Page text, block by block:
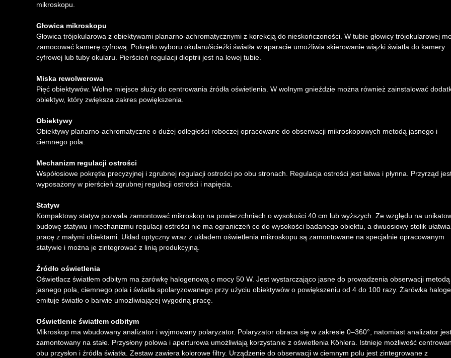
mikroskopu.
Głowica mikroskopu
Głowica trójokularowa z obiektywami planarno-achromatycznymi z korekcją do nieskończoności. W tubie głowicy trójokularowej
zamocować kamerę cyfrową. Pokrętło wyboru okularu/ścieżki światła w aparacie umożliwia skierowanie wiązki światła do kamery
cyfrowej lub tuby okularu. Pierścień regulacji dioptrii jest na lewej tubie.
Miska rewolwerowa
Pięć obiektywów. Wolne miejsce służy do centrowania źródła oświetlenia. W wolnym gnieździe można również zainstalować
obiektyw, który zwiększa zakres powiększenia.
Obiektywy
Obiektywy planarno-achromatyczne o dużej odległości roboczej opracowane do obserwacji mikroskopowych metodą jasnego i
ciemnego pola.
Mechanizm regulacji ostrości
Współosiowe pokrętła precyzyjnej i zgrubnej regulacji ostrości po obu stronach. Regulacja ostrości jest łatwa i płynna. Przyrząd
wyposażony w pierścień zgrubnej regulacji ostrości i napięcia.
Statyw
Kompaktowy statyw pozwala zamontować mikroskop na powierzchniach o wysokości 40 cm lub wyższych. Ze względu na
budowę statywu i mechanizmu regulacji ostrości nie ma ograniczeń co do wysokości badanego obiektu, a dwuosiowy stolik ułatwia
pracę z małymi obiektami. Układ optyczny wraz z układem oświetlenia mikroskopu są zamontowane na specjalnie opracowanym
statywie i można je zintegrować z linią produkcyjną.
Źródło oświetlenia
Oświetlacz światłem odbitym ma żarówkę halogenową o mocy 50 W. Jest wystarczająco jasne do prowadzenia obserwacji metodą
jasnego pola, ciemnego pola i światła spolaryzowanego przy użyciu obiektywów o powiększeniu od 4 do 100 razy. Żarówka
emituje światło o barwie umożliwiającej wygodną pracę.
Oświetlenie światłem odbitym
Mikroskop ma wbudowany analizator i wyjmowany polaryzator. Polaryzator obraca się w zakresie 0–360°, natomiast analizator jest
zamontowany na stałe. Przysłony polowa i aperturowa umożliwiają korzystanie z oświetlenia Köhlera. Istnieje możliwość
obu przysłon i źródła światła. Zestaw zawiera kolorowe filtry. Urządzenie do obserwacji w ciemnym polu jest zintegrowane z